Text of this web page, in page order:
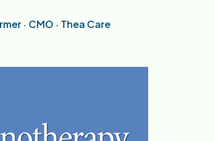
· CMO · Thea Care